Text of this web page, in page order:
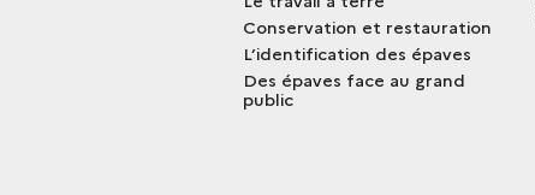
Conservation et restauration
L’identification des épaves
Des épaves face au grand
public